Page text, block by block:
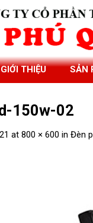
GIỚI THIỆU SẢN
150w-02
at 800 × 600 in Đèn